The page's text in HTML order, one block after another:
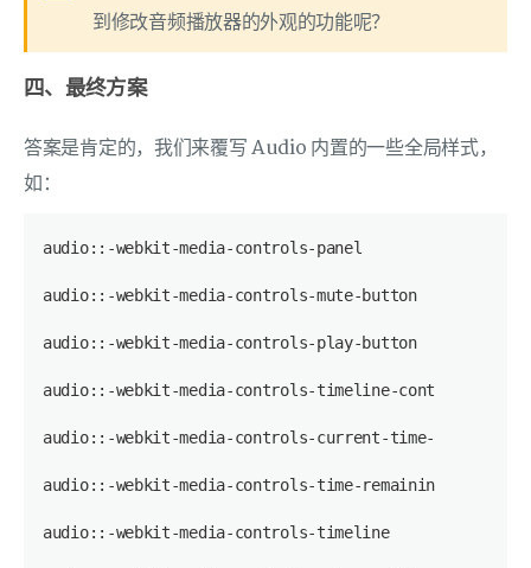
到修改音频播放器的外观的功能呢？
四、最终方案
答案是肯定的，我们来覆写 Audio 内置的一些全局样式，
如：
audio::-webkit-media-controls-panel
audio::-webkit-media-controls-mute-button
audio::-webkit-media-controls-play-button
audio::-webkit-media-controls-timeline-container
audio::-webkit-media-controls-current-time-display
audio::-webkit-media-controls-time-remaining-display
audio::-webkit-media-controls-timeline